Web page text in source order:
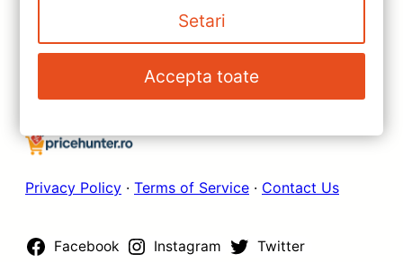
pentru Fiat Linea (2006-2012)
— Recenzie Detaliată, Testare &
Recomandări
Privacy Policy · Terms of Service · Contact Us
Facebook Instagram Twitter
Setari
Accepta toate